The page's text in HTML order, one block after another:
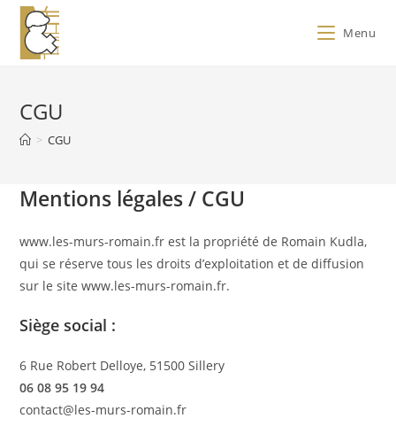
Menu
CGU
> CGU
Mentions légales / CGU
www.les-murs-romain.fr est la propriété de Romain Kudla,
qui se réserve tous les droits d’exploitation et de diffusion
sur le site www.les-murs-romain.fr.
Siège social :
6 Rue Robert Delloye, 51500 Sillery
06 08 95 19 94
contact@les-murs-romain.fr